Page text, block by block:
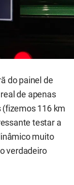
do painel de
de apenas
116 km
testar a
muito
verdadeiro